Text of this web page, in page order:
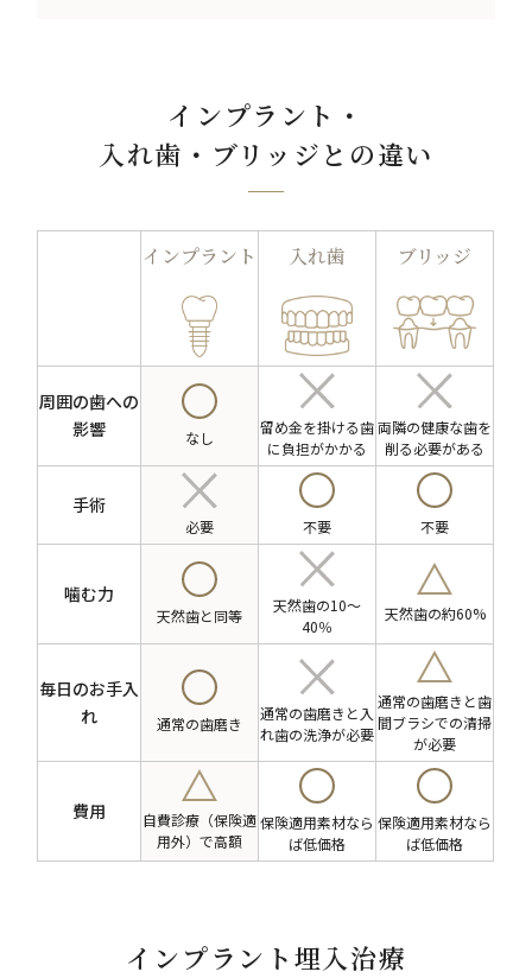
インプラント・
入れ歯・ブリッジとの違い
インプラント 入れ歯 ブリッジ
周囲の歯への
影響
なし
留め金を掛ける歯
に負担がかかる
両隣の健康な歯を
削る必要がある
手術
必要 不要 不要
噛む力
天然歯と同等
天然歯の10～
40％
天然歯の約60%
毎日のお手入
れ
通常の歯磨き
通常の歯磨きと入
れ歯の洗浄が必要
通常の歯磨きと歯
間ブラシでの清掃
が必要
費用
自費診療（保険適
用外）で高額
保険適用素材なら
ば低価格
保険適用素材なら
ば低価格
インプラント埋入治療